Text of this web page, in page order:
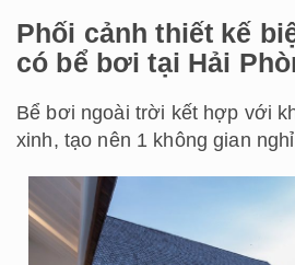
Phối cảnh thiết kế
có bể bơi tại Hải
Bể bơi ngoài trời kết hợp với
xinh, tạo nên 1 không gian